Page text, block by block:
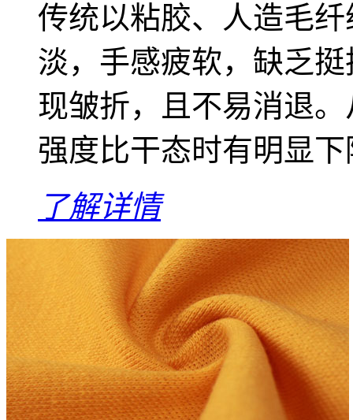
传统以粘胶、人造毛
淡，手感疲软，缺乏
现皱折，且不易消退
强度比干态时有明显
了解详情